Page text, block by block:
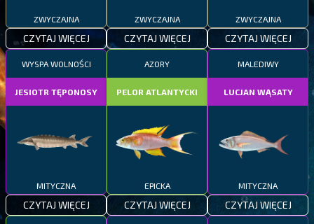
ZWYCZAJNA
CZYTAJ WIĘCEJ
ZWYCZAJNA
CZYTAJ WIĘCEJ
ZWYCZAJNA
CZYTAJ WIĘCEJ
WYSPA WOLNOŚCI
JESIOTR TĘPONOSY
MITYCZNA
CZYTAJ WIĘCEJ
AZORY
PELOR ATLANTYCKI
EPICKA
CZYTAJ WIĘCEJ
MALEDIWY
LUCJAN WĄSATY
MITYCZNA
CZYTAJ WIĘCEJ